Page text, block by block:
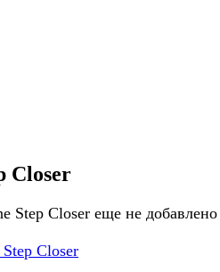
Closer
Step Closer еще не добавлено